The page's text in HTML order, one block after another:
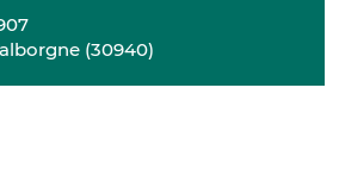
(30940)